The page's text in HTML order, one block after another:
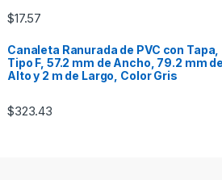
$17.57
Canaleta Ranurada de PVC con Tapa,
Tipo F, 57.2 mm de Ancho, 79.2 mm
Alto y 2 m de Largo, Color Gris
$323.43